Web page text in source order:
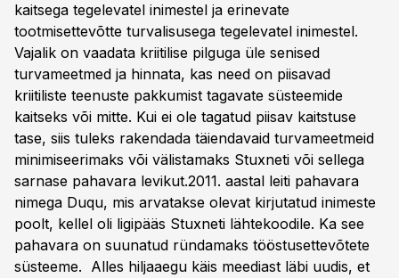
kaitsega tegelevatel inimestel ja erinevate
tootmisettevõtte turvalisusega tegelevatel inimestel.
Vajalik on vaadata kriitilise pilguga üle senised
turvameetmed ja hinnata, kas need on piisavad
kriitiliste teenuste pakkumist tagavate süsteemide
kaitseks või mitte. Kui ei ole tagatud piisav kaitstuse
tase, siis tuleks rakendada täiendavaid turvameetmeid
minimiseerimaks või välistamaks Stuxneti või sellega
sarnase pahavara levikut.2011. aastal leiti pahavara
nimega Duqu, mis arvatakse olevat kirjutatud inimeste
poolt, kellel oli ligipääs Stuxneti lähtekoodile. Ka see
pahavara on suunatud ründamaks tööstusettevõtete
süsteeme. Alles hiljaaegu käis meediast läbi uudis, et